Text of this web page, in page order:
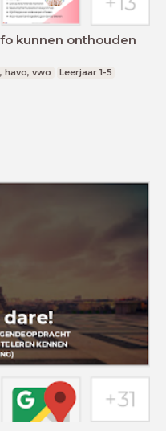
kunnen onthouden
havo, vwo Leerjaar 1-5